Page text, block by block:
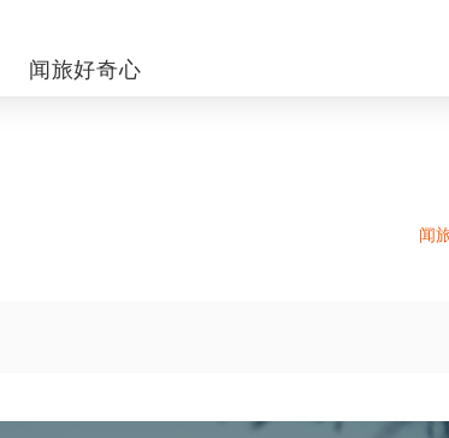
闻旅好奇心
闻